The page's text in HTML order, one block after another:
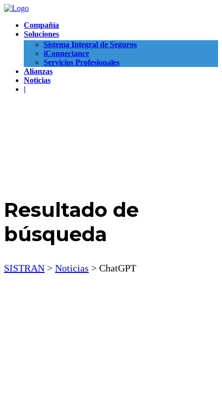
Compañía
Soluciones
Sistema Integral de Seguros
iConnectance
Servicios Profesionales
Alianzas
Noticias
|
Resultado de
búsqueda
SISTRAN > Noticias > ChatGPT